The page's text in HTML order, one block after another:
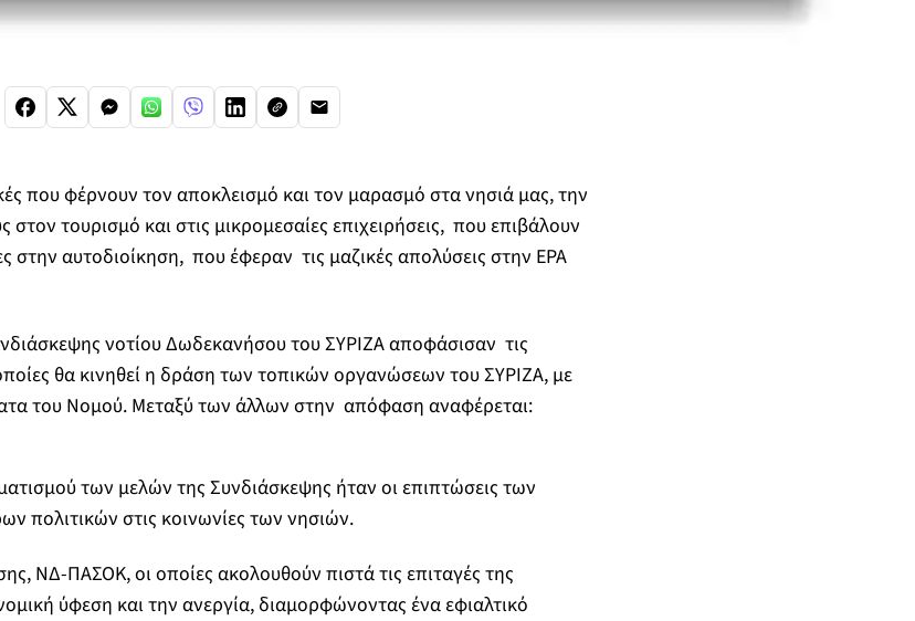
που φέρνουν τον αποκλεισμό και τον μαρασμό στα νησιά μας, την
τουρισμό και στις μικρομεσαίες επιχειρήσεις, που επιβάλουν
στην αυτοδιοίκηση, που έφεραν τις μαζικές απολύσεις στην ΕΡΑ
νοτίου Δωδεκανήσου του ΣΥΡΙΖΑ αποφάσισαν τις
θα κινηθεί η δράση των τοπικών οργανώσεων του ΣΥΡΙΖΑ, με
του Νομού. Μεταξύ των άλλων στην απόφαση αναφέρεται:
των μελών της Συνδιάσκεψης ήταν οι επιπτώσεις των
πολιτικών στις κοινωνίες των νησιών.
ΝΔ-ΠΑΣΟΚ, οι οποίες ακολουθούν πιστά τις επιταγές της
ύφεση και την ανεργία, διαμορφώνοντας ένα εφιαλτικό